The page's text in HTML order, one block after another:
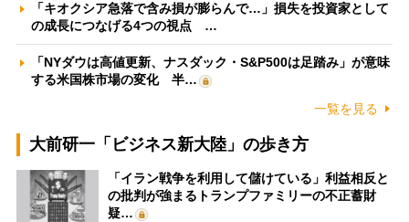
「キオクシア急落で含み損が膨らんで…」損失を投資家として
の成長につなげる4つの視点 …
「NYダウは高値更新、ナスダック・S&P500は足踏み」が意味
する米国株市場の変化 半…
一覧を見る
大前研一「ビジネス新大陸」の歩き方
「イラン戦争を利用して儲けている」利益相反と
の批判が強まるトランプファミリーの不正蓄財
疑…